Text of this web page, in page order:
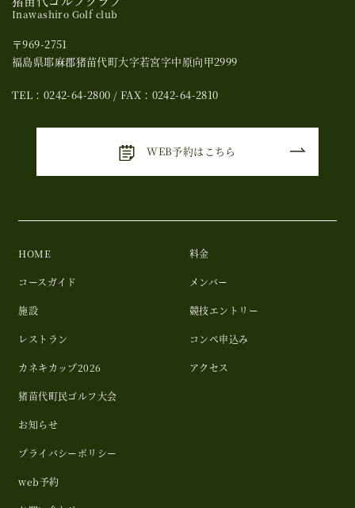
Inawashiro Golf club
〒969-2751
福島県耶麻郡猪苗代町大字若宮字中原向甲2999
TEL：0242-64-2800 / FAX：0242-64-2810
WEB予約はこちら
HOME
コースガイド
施設
レストラン
カネキカップ2026
猪苗代町民ゴルフ大会
料金
メンバー
競技エントリー
コンペ申込み
アクセス
お知らせ
プライバシーポリシー
web予約